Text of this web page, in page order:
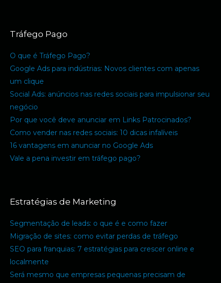
Tráfego Pago
O que é Tráfego Pago?
Google Ads para indústrias: Novos clientes com apenas
um clique
Social Ads: anúncios nas redes sociais para impulsionar seu
negócio
Por que você deve anunciar em Links Patrocinados?
Como vender nas redes sociais: 10 dicas infalíveis
16 vantagens em anunciar no Google Ads
Vale a pena investir em tráfego pago?
Estratégias de Marketing
Segmentação de leads: o que é e como fazer
Migração de sites: como evitar perdas de tráfego
SEO para franquias: 7 estratégias para crescer online e
localmente
Será mesmo que empresas pequenas precisam de